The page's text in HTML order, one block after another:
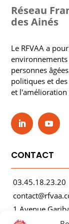
Réseau
des Ainés
Le RFVAA a
personnes
politiques et
et l'amélioration
CONTACT
03.45.18.23.20
1 Avenue